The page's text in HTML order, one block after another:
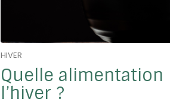
HIVER
Quelle alimentation
l’hiver ?